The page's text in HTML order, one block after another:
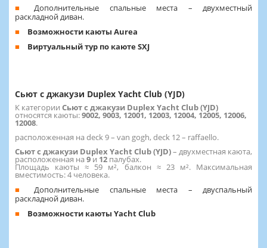
Дополнительные спальные места – двухместный
раскладной диван.
Возможности каюты Aurea
Виртуальный тур по каюте SXJ
Сьют с джакузи Duplex Yacht Club (YJD)
К категории Сьют с джакузи Duplex Yacht Club (YJD)
относятся каюты:9002, 9003, 12001, 12003, 12004, 12005, 12006,
12008.
расположенная на deck 9 – van gogh, deck 12 – raffaello.
Сьют с джакузи Duplex Yacht Club (YJD)– двухместная каюта,
расположенная на 9и 12 палубах.
Площадь каюты ≈ 59 м², балкон ≈ 23 м². Максимальная
вместимость: 4 человека.
Дополнительные спальные места – двуспальный
раскладной диван.
Возможности каюты Yacht Club